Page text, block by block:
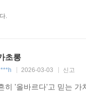
게 생각하면 글쓰기
술은 당대에 이미 불
로써 그 누구보다 동
.
초롱
2026-03-03 신고
히 '올바르다'고 믿는